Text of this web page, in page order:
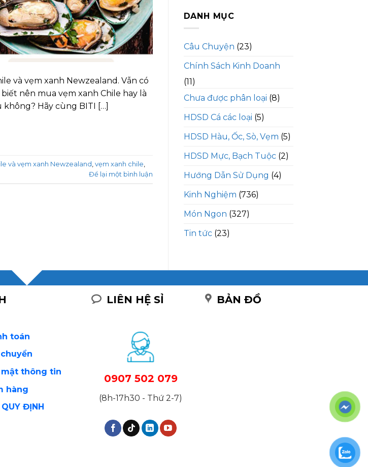
và vẹm xanh Newzealand. Vẫn có
nên mua vẹm xanh Chile hay là
Hãy cùng BITI […]
và vẹm xanh Newzealand vẹm xanh chile
Để lại một bình luận
DANH MỤC
Câu Chuyện (23)
Chính Sách Kinh Doanh
(11)
Chưa được phân loại (8)
HDSD Cá các loại (5)
HDSD Hàu, Ốc, Sò, Vẹm (5)
HDSD Mực, Bạch Tuộc(2)
Hướng Dẫn Sử Dụng (4)
Kinh Nghiệm (736)
Món Ngon (327)
Tin tức(23)
toán
mật thông tin
hàng
ĐỊNH
LIÊN HỆ SỈ
0907 502 079
(8h-17h30 - Thứ 2-7)
BẢN ĐỒ